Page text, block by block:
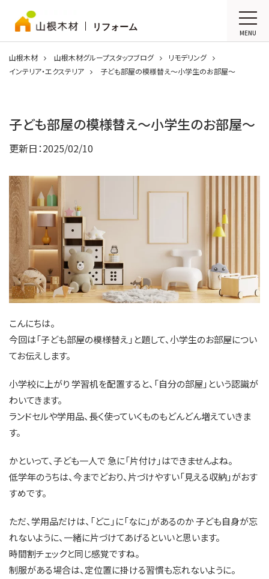
リフォーム
MENU
山根木材 山根木材グループスタッフブログ
リモデリング
インテリア・エクステリア
子ども部屋の模様替え～小学生のお部屋～
子ども部屋の模様替え～小学生のお部屋～
更新日：2025/02/10
こんにちは。
今回は「子ども部屋の模様替え」と題して、小学生のお部屋につい
てお伝えします。
小学校に上がり 学習机を配置すると、「自分の部屋」という認識が
わいてきます。
ランドセルや学用品、長く使っていくものもどんどん増えていきま
す。
かといって、子ども一人で 急に「片付け」はできませんよね。
低学年のうちは、今までどおり、片づけやすい「見える収納」がおす
すめです。
ただ、学用品だけは、「どこ」に「なに」があるのか 子ども自身が忘
れないように、一緒に片づけてあげるといいと思います。
時間割チェックと同じ感覚ですね。
制服がある場合は、定位置に掛ける習慣も忘れないように。